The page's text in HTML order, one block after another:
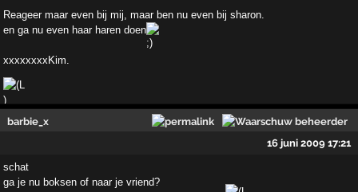
Reageer maar even bij mij, maar ben nu even bij sharon.
en ga nu even haar haren doen
xxxxxxxxKim.
barbie_x
16 juni 2009 17:21
schat
ga je nu boksen of naar je vriend?